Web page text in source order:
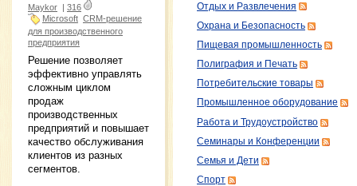
Maykor | 316
Microsoft CRM-решение
для производственного
предприятия
Решение позволяет
эффективно управлять
сложным циклом
продаж
производственных
предприятий и повышает
качество обслуживания
клиентов из разных
сегментов.
Отдых и Развлечения
Охрана и Безопасность
Пищевая промышленность
Полиграфия и Печать
Потребительские товары
Промышленное оборудование
Работа и Трудоустройство
Семинары и Конференции
Семья и Дети
Спорт